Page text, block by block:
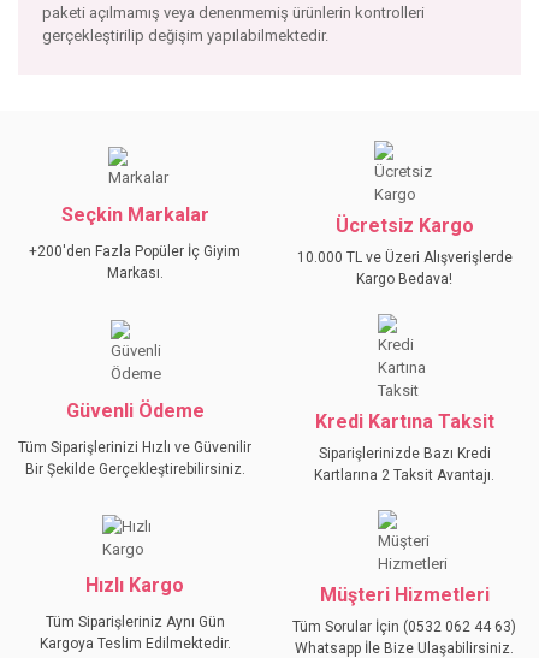
paketi açılmamış veya denenmemiş ürünlerin kontrolleri
gerçekleştirilip değişim yapılabilmektedir.
kullanarak tarafımıza iletebilirsiniz.
Görüş ve önerileriniz için teşekkür ederiz.
Ürün açıklamasında eksik bilgiler bulunuyor.
Ürün fiyatı diğer sitelerden daha pahalı.
Bu ürüne benzer farklı alternatifler olmalı.
Seçkin Markalar
+200'den Fazla Popüler İç Giyim
Markası.
Ücretsiz Kargo
10.000 TL ve Üzeri Alışverişlerde
Kargo Bedava!
Güvenli Ödeme
Tüm Siparişlerinizi Hızlı ve Güvenilir
Bir Şekilde Gerçekleştirebilirsiniz.
Kredi Kartına Taksit
Siparişlerinizde Bazı Kredi
Kartlarına 2 Taksit Avantajı.
Hızlı Kargo
Tüm Siparişleriniz Aynı Gün
Kargoya Teslim Edilmektedir.
Müşteri Hizmetleri
Tüm Sorular İçin (0532 062 44 63)
Whatsapp İle Bize Ulaşabilirsiniz.